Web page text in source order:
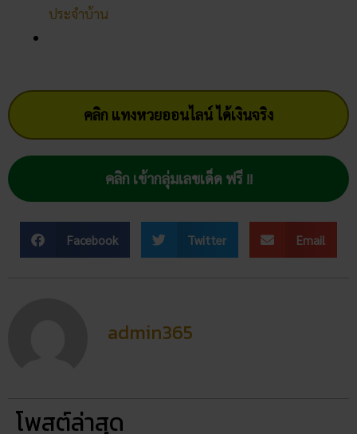
ประจำบ้าน
คลิก แทงหวยออนไลน์ ได้เงินจริง
คลิก เข้ากลุ่มเลขเด็ด ฟรี !!
Facebook Twitter Email
admin365
โพสต์ล่าสุด